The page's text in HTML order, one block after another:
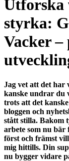
Utforska
styrka:
Vacker –
Jag vet att det har
kanske undrar du
trots att det
bloggen och
stått stilla. Bakom
arbete som nu bär
först och främst
mig hittills. Din
nu bygger vidare